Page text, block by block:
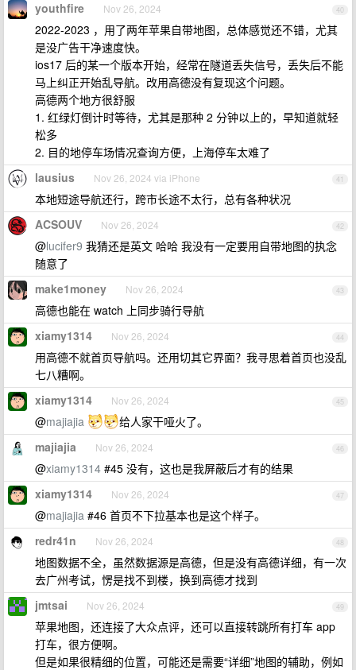
40
youthfire Nov 26, 2024
2022-2023 ，用了两年苹果自带地图，总体感觉还不错，尤其
是没广告干净速度快。
ios17 后的某一个版本开始，经常在隧道丢失信号，丢失后不能
马上纠正开始乱导航。改用高德没有复现这个问题。
高德两个地方很舒服
1. 红绿灯倒计时等待，尤其是那种 2 分钟以上的，早知道就轻
松多
2. 目的地停车场情况查询方便，上海停车太难了
41
lausius Nov 26, 2024 via iPhone
本地短途导航还行，跨市长途不太行，总有各种状况
42
ACSOUV Nov 26, 2024
@lucifer9 我猜还是英文 哈哈 我没有一定要用自带地图的执念
随意了
43
make1money Nov 26, 2024
高德也能在 watch 上同步骑行导航
44
xiamy1314 Nov 26, 2024
用高德不就首页导航吗。还用切其它界面？我寻思着首页也没乱
七八糟啊。
45
xiamy1314 Nov 26, 2024
@majiajia 给人家干哑火了。
46
majiajia Nov 26, 2024
@xiamy1314 #45 没有，这也是我屏蔽后才有的结果
47
xiamy1314 Nov 26, 2024
@majiajia #46 首页不下拉基本也是这个样子。
48
redr41n Nov 26, 2024
地图数据不全，虽然数据源是高德，但是没有高德详细，有一次
去广州考试，愣是找不到楼，换到高德才找到
49
jmtsai Nov 26, 2024
苹果地图，还连接了大众点评，还可以直接转跳所有打车 app
打车，很方便啊。
但是如果很精细的位置，可能还是需要“详细”地图的辅助，例如